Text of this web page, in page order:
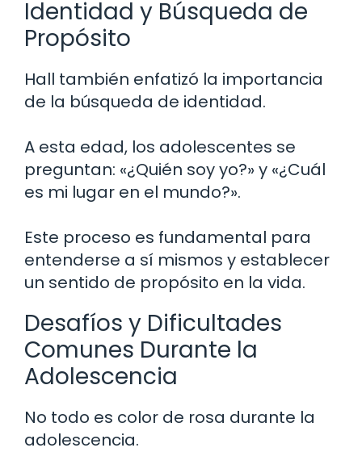
Identidad y Búsqueda de
Propósito
Hall también enfatizó la importancia
de la búsqueda de identidad.
A esta edad, los adolescentes se
preguntan: «¿Quién soy yo?» y «¿Cuál
es mi lugar en el mundo?».
Este proceso es fundamental para
entenderse a sí mismos y establecer
un sentido de propósito en la vida.
Desafíos y Dificultades
Comunes Durante la
Adolescencia
No todo es color de rosa durante la
adolescencia.